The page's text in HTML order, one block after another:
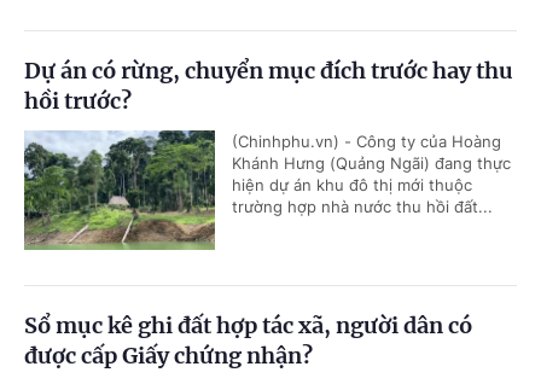
Dự án có rừng, chuyển mục đích trước hay thu
hồi trước?
(Chinhphu.vn) - Công ty của Hoàng
Khánh Hưng (Quảng Ngãi) đang thực
hiện dự án khu đô thị mới thuộc
trường hợp nhà nước thu hồi đất...
Sổ mục kê ghi đất hợp tác xã, người dân có
được cấp Giấy chứng nhận?